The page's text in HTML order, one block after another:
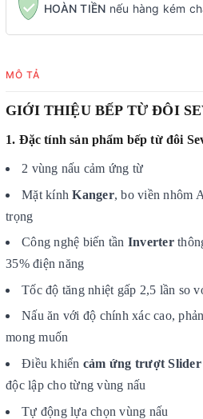
HOÀN TIỀN nếu hàng kém
MÔ TẢ
GIỚI THIỆU BẾP TỪ ĐÔI
1. Đặc tính sản phẩm bếp từ đôi
2 vùng nấu cảm ứng từ
Mặt kínhKanger, bo viền nhôm
trọng
Công nghệ biến tần Inverter
35% điện năng
Tốc độ tăng nhiệt gấp 2,5 lần so
Nấu ăn với độ chính xác cao,
mong muốn
Điều khiển cảm ứng trượt
độc lập cho từng vùng nấu
Tự động lựa chọn vùng nấu